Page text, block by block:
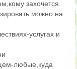
захочется.
можно на
услугах и
любые,куда